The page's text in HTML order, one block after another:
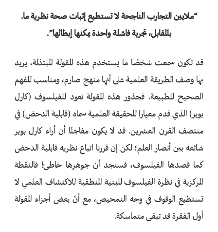
“ملايين التجارب الناجحة لا تستطيع إثبات صحة نظرية ما.
بالمقابل، تجربة فاشلة واحدة يمكنها إبطالها”.
قد تكون سمعت شخصًا ما يستخدم هذه المقولة المبتذلة، يريد
بها وصف الطريقة العلمية على أنها منهج صارم، ومناسب للفهم
الصحيح للطبيعة. فجذور هذه المقولة تعود للفيلسوف (كارل
بوبر) الذي قدم معيارا للحقيقة العلمية سماه (قابلية الدحض) في
منتصف القرن العشرين. قد لا يكون مفاجئًا أن أراء كارل بوبر
شائعة بين أنصار العلم؛ لكن إن قررنا اتباع نظرية قابلية الدحض
كما قصدها الفيلسوف، فسنجد أن جوهرها خاطئ! فالنقطة
المركزية في نظرة الفيلسوف للبنية المنطقية للاكتشاف العلمي لا
تستطيع الوقوف في وجه التمحيص، مع أنّ بعض أجزاء المقولة
أول الفقرة قد تبقى متماسكة.